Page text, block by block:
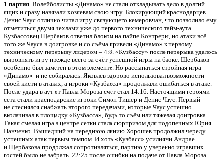
1 партия. Волейболисты «Динамо» не стали откладывать дело в долгий
ящик и сразу навязали хозяевам свою игру. Блокирующий краснодарцев
Денис Чаус отлично читал игру связующего кемеровчан, что позволило ему
отметиться двумя чехлами уже до первого технического тайм-аута.
Кузбассовец Щербаков ответил блоком на пайпе Контреры, но атаки всё
того же Чауса в доигровке и со съёма привели «Динамо» к первому
техническому перерыву лидером – 4:8. «Кузбассу» после перерыва удалось
выровнять игру прежде всего за счёт успешной игры на блоке. Щербаков
особенно был заметен в этом элементе. Но рассыпаться стройная игра
«Динамо» и не собиралась. Яковлев здорово использовал возможности
своей кисти в атаках, а игроки «Кузбасса» продолжали ошибаться в атаке.
После удара в аут от Павла Мороза счёт стал 14:16. Настоящими героями
сета стали краснодарские игроки Симон Тишер и Денис Чаус. Первый
не стеснялся снабжать второго передачами, которые Чаус успешно
вколачивал в площадку «Кузбасса», будь то съём или тяжелая доигровка.
Такая смелая игра в центре сетки стала сюрпризом для подопечных Юрия
Панченко. Вышедший на переднюю линию Хорошев продолжил череду
успешных атак первым темпом. И хоть «Кузбасс» усилиями Андрае
и Щербакова продолжал сопротивляться, партию у уверенно игравших
гостей было не забрать. 22:25 после ошибки на подаче от Павла Мороза.